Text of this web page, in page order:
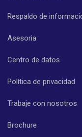
Respaldo de
Asesoria
Centro de datos
Política de privacidad
Trabaje con nosotros
Brochure